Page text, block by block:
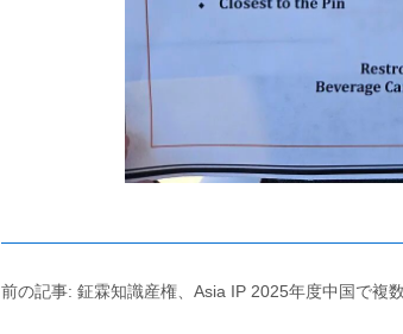
前の記事: 鉦霖知識産権、Asia IP 2025年度中国で複